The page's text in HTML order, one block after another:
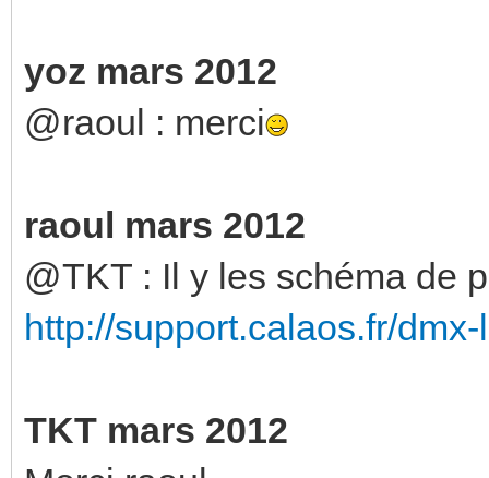
yoz mars 2012
@raoul : merci
raoul mars 2012
@TKT : Il y les schéma de
http://support.calaos.fr/dmx-
TKT mars 2012